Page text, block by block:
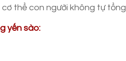
thể con người không tự
yến sào: